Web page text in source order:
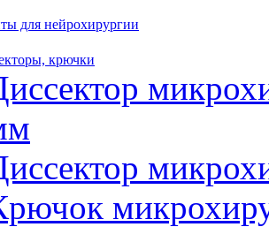
для нейрохирургии
крючки